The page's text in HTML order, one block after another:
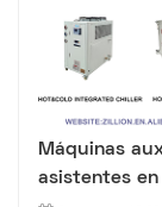
Máquinas
asistentes